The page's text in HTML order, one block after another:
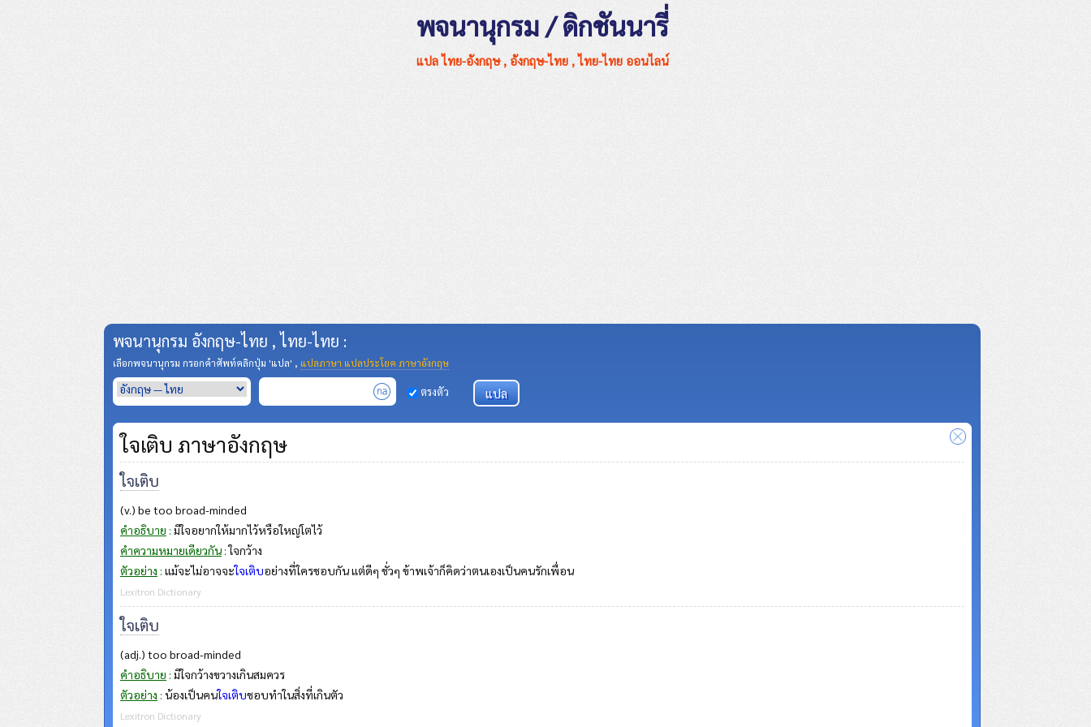
พจนานุกรม / ดิกชันนารี่
แปล ไทย-อังกฤษ , อังกฤษ-ไทย , ไทย-ไทย ออนไลน์
พจนานุกรม อังกฤษ-ไทย , ไทย-ไทย :
เลือกพจนานุกรม กรอกคำศัพท์คลิกปุ่ม 'แปล' , แปลภาษา แปลประโยค ภาษาอังกฤษ
ตรงตัว
ใจเติบ ภาษาอังกฤษ
ใจเติบ
(v.) be too broad-minded
คำอธิบาย : มีใจอยากให้มากไว้หรือใหญ่โตไว้
คำความหมายเดียวกัน :ใจกว้าง
ตัวอย่าง : แม้จะไม่อาจจะใจเติบอย่างที่ใครชอบกัน แต่ดีๆ ชั่วๆ ข้าพเจ้าก็คิดว่าตนเองเป็นคนรักเพื่อน
Lexitron Dictionary
ใจเติบ
(adj.) too broad-minded
คำอธิบาย : มีใจกว้างขวางเกินสมควร
ตัวอย่าง : น้องเป็นคนใจเติบชอบทำในสิ่งที่เกินตัว
Lexitron Dictionary